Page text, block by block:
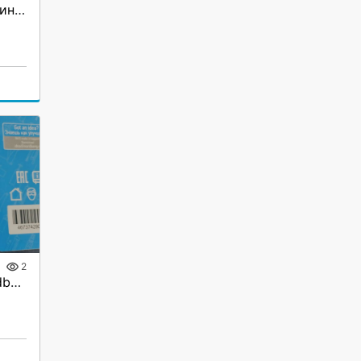
Мост погрузочный алюминиевый
2
Домкрат подкатной Nordberg N3203EC, 3 тонны